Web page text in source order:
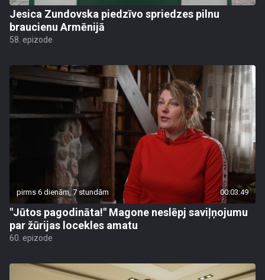
Jesica Zundovska piedzīvo spriedzes pilnu
braucienu Armēnijā
58. epizode
pirms 6 dienām, 7 stundām 00:03:49
"Jūtos pagodināta!" Magone neslēpj saviļņojumu
par žūrijas locekles amatu
60. epizode